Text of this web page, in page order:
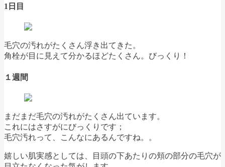
1日目
毛穴の汚れがたくさん浮き出てきた。
角栓が目に見えて分かるほどたくさん。びっくり！
１週間
まだまだ毛穴の汚れがたくさん出ています。
これにはさすがにびっくりです；
毛穴汚れって、こんなにあるんですね。。
嬉しい肌実感としては、目頭の下あたりの頬の部分の毛穴が